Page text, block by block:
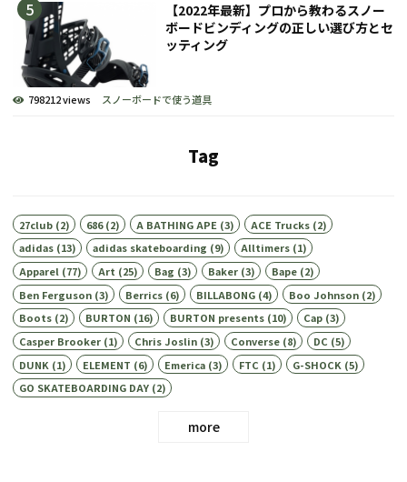
【2022年最新】プロから教わるスノー
ボードビンディングの正しい選び方とセ
ッティング
798212 views スノーボードで使う道具
Tag
27club(2) 686(2) A BATHING APE (3) ACE Trucks(2)
adidas(13) adidas skateboarding (9) Alltimers(1)
Apparel (77) Art (25) Bag (3) Baker(3) Bape(2)
Ben Ferguson(3) Berrics(6) BILLABONG(4) Boo Johnson(2)
Boots(2) BURTON (16) BURTON presents(10) Cap(3)
Casper Brooker(1) Chris Joslin(3) Converse(8) DC (5)
DUNK (1) ELEMENT (6) Emerica(3) FTC (1) G-SHOCK (5)
GO SKATEBOARDING DAY(2)
more